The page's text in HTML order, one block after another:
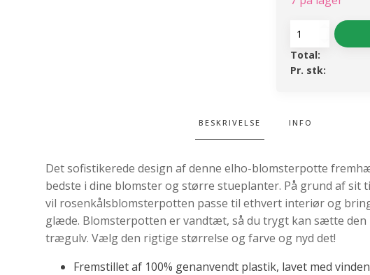
Potteskjuler
Brussels
Round
Total:
Pr. stk:
BESKRIVELSE INFO
Det sofistikerede design af denne elho-blomsterpotte
bedste i dine blomster og større stueplanter. På grund af sit
vil rosenkålsblomsterpotten passe til ethvert interiør og
glæde. Blomsterpotten er vandtæt, så du trygt kan sætte den
trægulv. Vælg den rigtige størrelse og farve og nyd det!
Fremstillet af 100% genanvendt plastik, lavet med